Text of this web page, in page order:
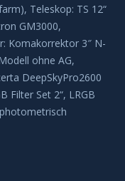
Teleskop: TS 12“
GM3000,
Komakorrektor 3″ N-
ohne AG,
DeepSkyPro2600
Filter Set 2“, LRGB